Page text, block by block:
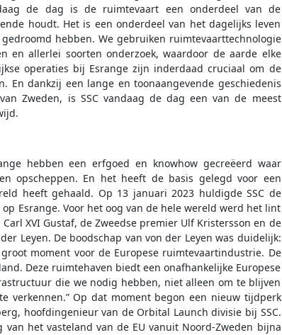
de dag is de ruimtevaart een onderdeel van de
houdt. Het is een onderdeel van het dagelijks leven
hebben. We gebruiken ruimtevaarttechnologie
en allerlei soorten onderzoek, waardoor de aarde elke
operaties bij Esrange zijn inderdaad cruciaal om de
En dankzij een lange en toonaangevende geschiedenis
Zweden, is SSC vandaag de dag een van de meest
hebben een erfgoed en knowhow gecreëerd waar
opscheppen. En het heeft de basis gelegd voor een
heeft gehaald. Op 13 januari 2023 huldigde SSC de
Esrange. Voor het oog van de hele wereld werd het lint
XVI Gustaf, de Zweedse premier Ulf Kristersson en de
Leyen. De boodschap van von der Leyen was duidelijk:
moment voor de Europese ruimtevaartindustrie. De
Deze ruimtehaven biedt een onafhankelijke Europese
die we nodig hebben, niet alleen om te blijven
verkennen.” Op dat moment begon een nieuw tijdperk
hoofdingenieur van de Orbital Launch divisie bij SSC.
het vasteland van de EU vanuit Noord-Zweden bijna